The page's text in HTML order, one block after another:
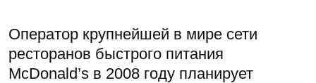
Оператор крупнейшей в мире сети
ресторанов быстрого питания
McDonald’s в 2008 году планирует